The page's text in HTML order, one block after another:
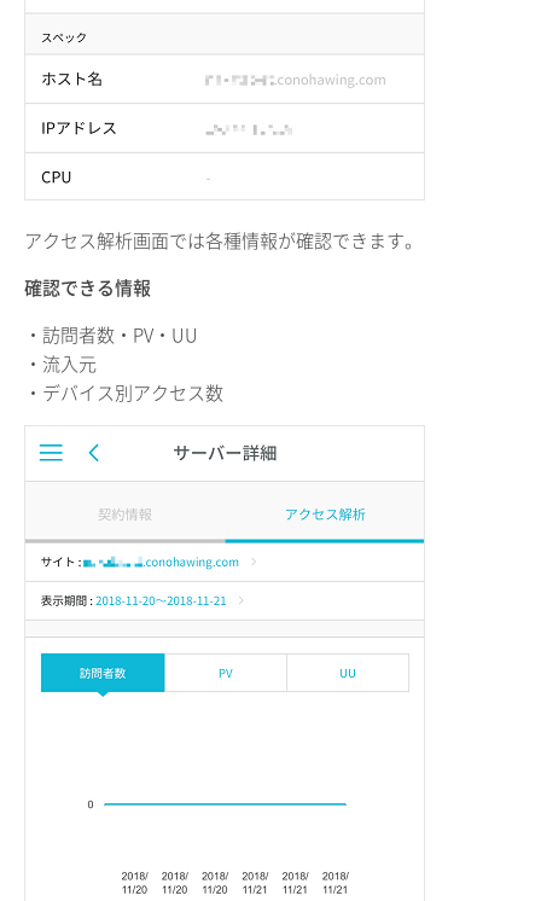
アクセス解析画面では各種情報が確認できます。
確認できる情報
・訪問者数・PV・UU
・流入元
・デバイス別アクセス数